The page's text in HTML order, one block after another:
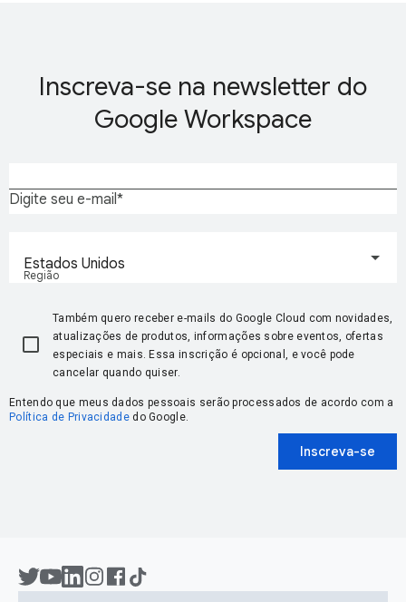
Inscreva-se na newsletter do
Google Workspace
Digite seu e-mail
Região
Estados Unidos
Também quero receber e-mails do Google Cloud com novidades,
atualizações de produtos, informações sobre eventos, ofertas
especiais e mais. Essa inscrição é opcional, e você pode
cancelar quando quiser.
Entendo que meus dados pessoais serão processados de acordo com a
Política de Privacidadedo Google.
Inscreva-se